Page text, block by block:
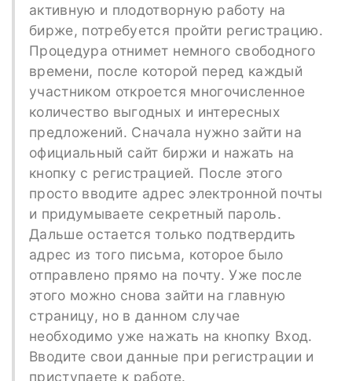
активную и плодотворную работу на
бирже, потребуется пройти регистрацию.
Процедура отнимет немного свободного
времени, после которой перед каждый
участником откроется многочисленное
количество выгодных и интересных
предложений. Сначала нужно зайти на
официальный сайт биржи и нажать на
кнопку с регистрацией. После этого
просто вводите адрес электронной почты
и придумываете секретный пароль.
Дальше остается только подтвердить
адрес из того письма, которое было
отправлено прямо на почту. Уже после
этого можно снова зайти на главную
страницу, но в данном случае
необходимо уже нажать на кнопку Вход.
Вводите свои данные при регистрации и
приступаете к работе.